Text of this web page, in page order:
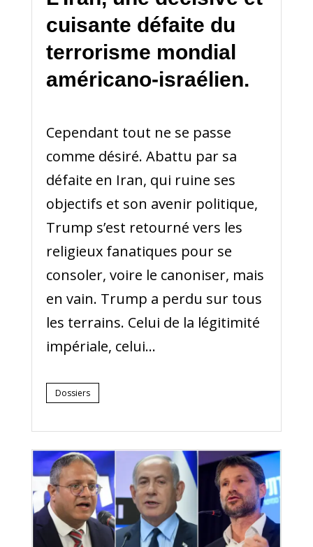
cuisante défaite du
terrorisme mondial
américano-israélien.
Cependant tout ne se passe
comme désiré. Abattu par sa
défaite en Iran, qui ruine ses
objectifs et son avenir politique,
Trump s’est retourné vers les
religieux fanatiques pour se
consoler, voire le canoniser, mais
en vain. Trump a perdu sur tous
les terrains. Celui de la légitimité
impériale, celui...
Dossiers